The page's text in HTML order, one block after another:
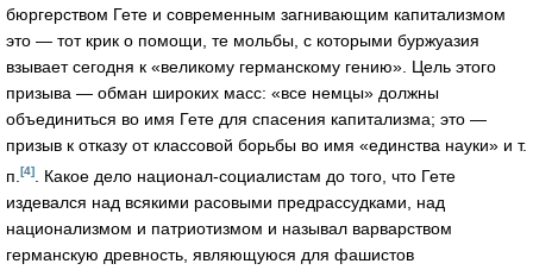
бюргерством Гете и современным загнивающим капитализмом
это — тот крик о помощи, те мольбы, с которыми буржуазия
взывает сегодня к «великому германскому гению». Цель этого
призыва — обман широких масс: «все немцы» должны
объединиться во имя Гете для спасения капитализма; это —
призыв к отказу от классовой борьбы во имя «единства науки» и т.
п. [4]
. Какое дело национал-социалистам до того, что Гете
издевался над всякими расовыми предрассудками, над
национализмом и патриотизмом и называл варварством
германскую древность, являющуюся для фашистов